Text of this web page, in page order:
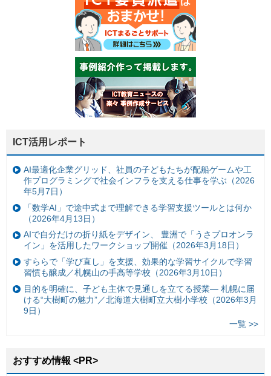
ICT活用レポート
AI最適化企業グリッド、社員の子どもたちが配船ゲームや工
作プログラミングで社会インフラを支える仕事を学ぶ（2026
年5月7日）
「数学AI」で途中式まで理解できる学習支援ツールとは何か
（2026年4月13日）
AIで自分だけの折り紙をデザイン、 豊洲で「うさプロオンラ
イン」を活用したワークショップ開催（2026年3月18日）
すららで「学び直し」を支援、効果的な学習サイクルで学習
習慣も醸成／札幌山の手高等学校（2026年3月10日）
目的を明確に、子ども主体で見通しを立てる授業— 札幌に届
ける“大樹町の魅力”／北海道大樹町立大樹小学校（2026年3月
9日）
一覧 >>
おすすめ情報 <PR>